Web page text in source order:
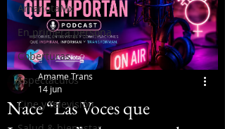
AmanotaMx
En primera persona
Coberturas
Espectáculos
Cine y televisión
Nace “Las Voces que
Amame Trans
14 jun